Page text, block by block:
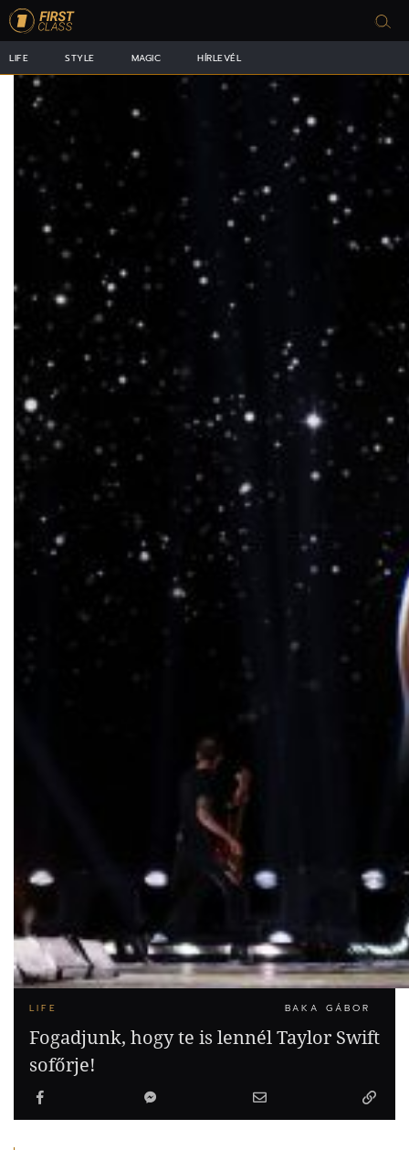
LIFE STYLE MAGIC HÍRLEVÉL
LIFE BAKA GÁBOR
Fogadjunk, hogy te is lennél Taylor Swift
sofőrje!